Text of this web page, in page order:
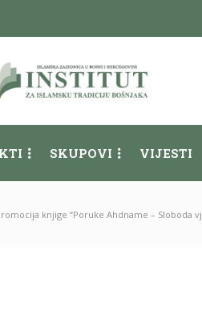
SKUPOVI VIJESTI
knjige “Poruke Ahdname –